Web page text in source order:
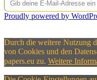
Proudly powered by
Durch die weitere Nutzung
von Cookies und den
papers.eu zu. Weitere